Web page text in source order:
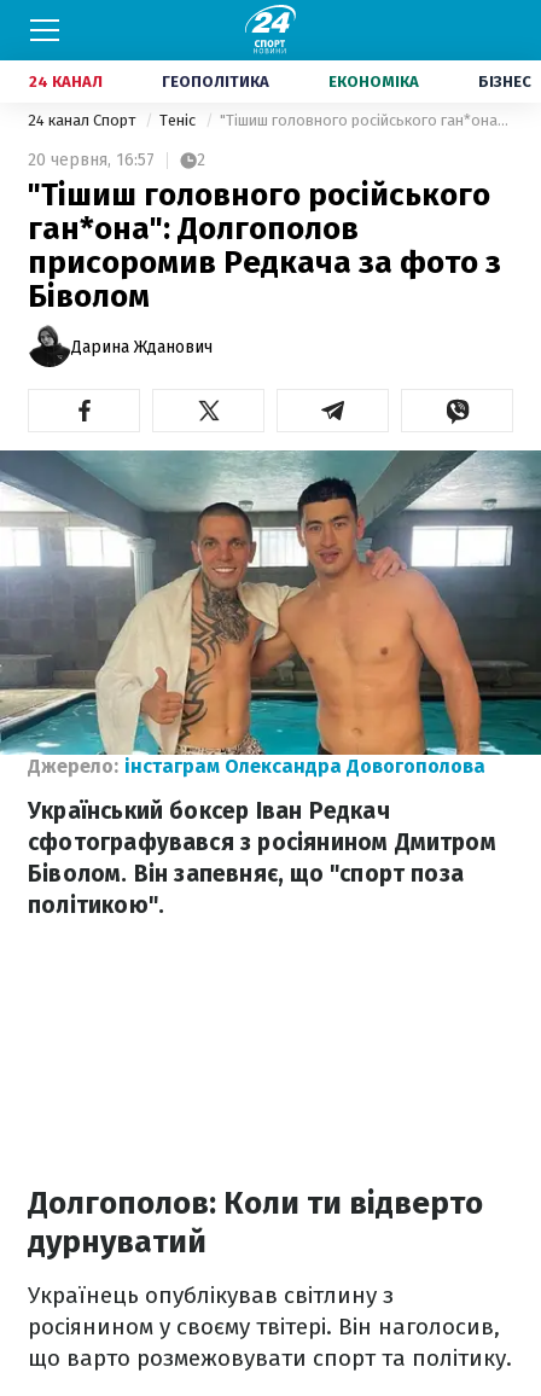
24 КАНАЛ ГЕОПОЛІТИКА ЕКОНОМІКА БІЗНЕС
24 канал Спорт Теніс "Тішиш головного російського ган*она": Долгополов присоромив Редкача за фото з Біволом
20 червня, 16:57 2
"Тішиш головного російського
ган*она": Долгополов
присоромив Редкача за фото з
Біволом
Дарина Жданович
Джерело: інстаграм Олександра Довогополова
Український боксер Іван Редкач
сфотографувався з росіянином Дмитром
Біволом. Він запевняє, що "спорт поза
політикою".
Долгополов: Коли ти відверто
дурнуватий
Українець опублікував світлину з
росіянином у своєму твітері. Він наголосив,
що варто розмежовувати спорт та політику.